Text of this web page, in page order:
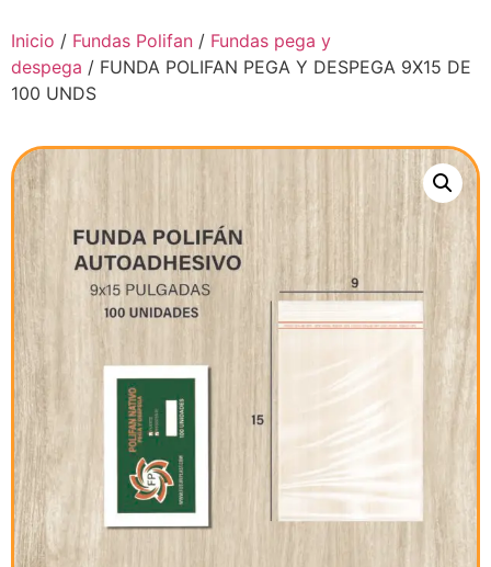
Inicio / Fundas Polifan / Fundas pega y
despega / FUNDA POLIFAN PEGA Y DESPEGA 9X15 DE
100 UNDS